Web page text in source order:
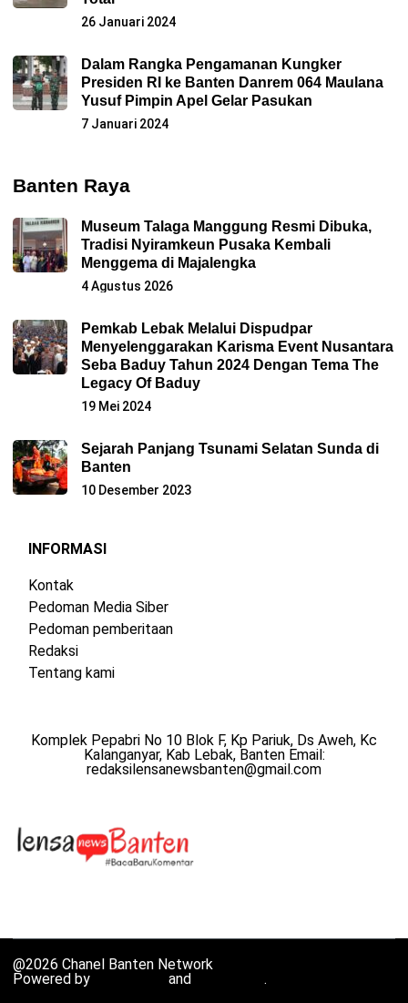
26 Januari 2024
Dalam Rangka Pengamanan Kungker
Presiden RI ke Banten Danrem 064 Maulana
Yusuf Pimpin Apel Gelar Pasukan
7 Januari 2024
Banten Raya
Museum Talaga Manggung Resmi Dibuka,
Tradisi Nyiramkeun Pusaka Kembali
Menggema di Majalengka
4 Agustus 2026
Pemkab Lebak Melalui Dispudpar
Menyelenggarakan Karisma Event Nusantara
Seba Baduy Tahun 2024 Dengan Tema The
Legacy Of Baduy
19 Mei 2024
Sejarah Panjang Tsunami Selatan Sunda di
Banten
10 Desember 2023
INFORMASI
Kontak
Pedoman Media Siber
Pedoman pemberitaan
Redaksi
Tentang kami
Komplek Pepabri No 10 Blok F, Kp Pariuk, Ds Aweh, Kc
Kalanganyar, Kab Lebak, Banten Email:
redaksilensanewsbanten@gmail.com
@2026 Chanel Banten Network
Powered by
and .